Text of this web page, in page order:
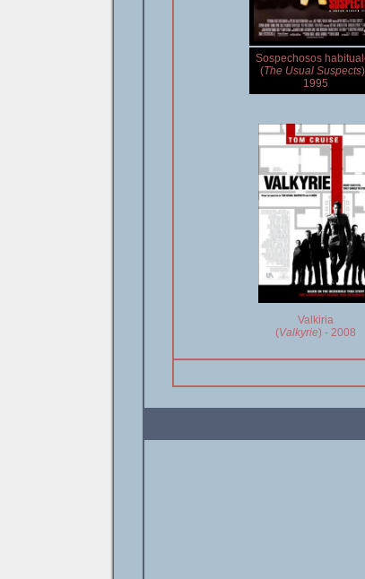
Sospechosos
(The Usual Suspects
1995
Valkiria
(Valkyrie) - 2008